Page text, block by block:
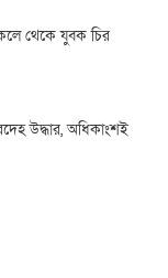
থেকে যুবক চির
উদ্ধার, অধিকাংশই